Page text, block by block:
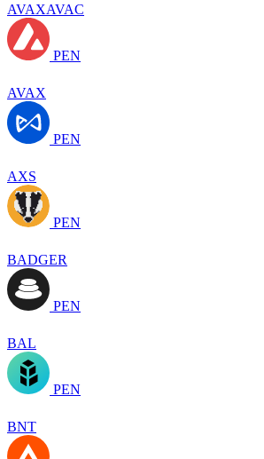
AVAXAVAC
PEN
AVAX
PEN
AXS
PEN
BADGER
PEN
BAL
PEN
BNT